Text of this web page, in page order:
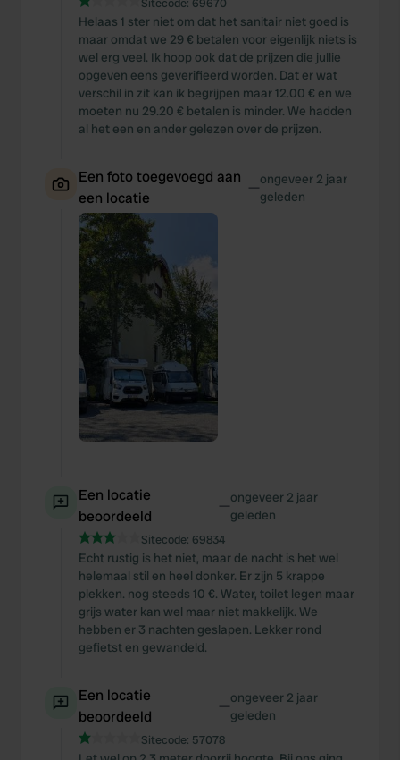
Sitecode: 69670
Helaas 1 ster niet om dat het sanitair niet goed is
maar omdat we 29 € betalen voor eigenlijk niets is
wel erg veel. Ik hoop ook dat de prijzen die jullie
opgeven eens geverifieerd worden. Dat er wat
verschil in zit kan ik begrijpen maar 12.00 € en we
moeten nu 29.20 € betalen is minder. We hadden
al het een en ander gelezen over de prijzen.
Een foto toegevoegd aan
een locatie
—ongeveer 2 jaar
geleden
Een locatie
beoordeeld
—ongeveer 2 jaar
geleden
Sitecode: 69834
Echt rustig is het niet, maar de nacht is het wel
helemaal stil en heel donker. Er zijn 5 krappe
plekken. nog steeds 10 €. Water, toilet legen maar
grijs water kan wel maar niet makkelijk. We
hebben er 3 nachten geslapen. Lekker rond
gefietst en gewandeld.
Een locatie
beoordeeld
—ongeveer 2 jaar
geleden
Sitecode: 57078